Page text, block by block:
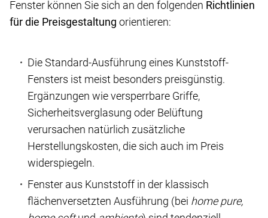
Fenster können Sie sich an den folgenden Richtlinien
für die Preisgestaltung orientieren:
Die Standard-Ausführung eines Kunststoff-
Fensters ist meist besonders preisgünstig.
Ergänzungen wie versperrbare Griffe,
Sicherheitsverglasung oder Belüftung
verursachen natürlich zusätzliche
Herstellungskosten, die sich auch im Preis
widerspiegeln.
Fenster aus Kunststoff in der klassisch
flächenversetzten Ausführung (bei home pure,